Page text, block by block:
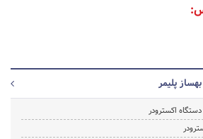
پلیمر
اکسترودر